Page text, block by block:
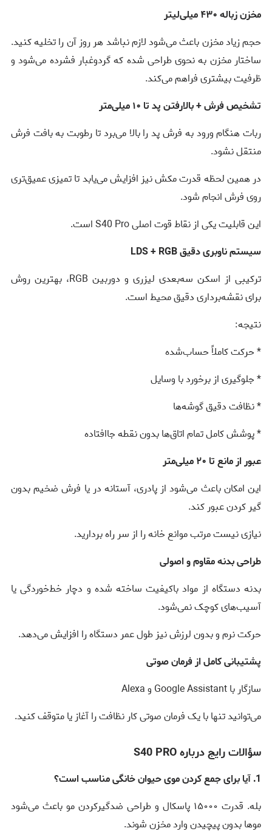
مخزن زباله ۴۳۰ میلی‌لیتر
حجم زیاد مخزن باعث می‌شود لازم نباشد هر روز آن را تخلیه کنید.
ساختار مخزن به نحوی طراحی شده که گردوغبار فشرده می‌شود و
ظرفیت بیشتری فراهم می‌کند.
تشخیص فرش + بالارفتن پد تا ۱۰ میلی‌متر
ربات هنگام ورود به فرش پد را بالا می‌برد تا رطوبت به بافت فرش
منتقل نشود.
در همین لحظه قدرت مکش نیز افزایش می‌یابد تا تمیزی عمیق‌تری
روی فرش انجام شود.
این قابلیت یکی از نقاط قوت اصلی S40 Pro است.
سیستم ناوبری دقیق LDS + RGB
ترکیبی از اسکن سه‌بعدی لیزری و دوربین RGB، بهترین روش
برای نقشه‌برداری دقیق محیط است.
نتیجه:
* حرکت کاملاً حساب‌شده
* جلوگیری از برخورد با وسایل
* نظافت دقیق گوشه‌ها
* پوشش کامل تمام اتاق‌ها بدون نقطه جاافتاده
عبور از مانع تا ۲۰ میلی‌متر
این امکان باعث می‌شود از پادری، آستانه در یا فرش ضخیم بدون
گیر کردن عبور کند.
نیازی نیست مرتب موانع خانه را از سر راه بردارید.
طراحی بدنه مقاوم و اصولی
بدنه دستگاه از مواد باکیفیت ساخته شده و دچار خط‌خوردگی یا
آسیب‌های کوچک نمی‌شود.
حرکت نرم و بدون لرزش نیز طول عمر دستگاه را افزایش می‌دهد.
پشتیبانی کامل از فرمان صوتی
سازگار با Google Assistant و Alexa
می‌توانید تنها با یک فرمان صوتی کار نظافت را آغاز یا متوقف کنید.
سؤالات رایج درباره S40 PRO
1. آیا برای جمع کردن موی حیوان خانگی مناسب است؟
بله. قدرت ۱۵۰۰۰ پاسکال و طراحی ضدگیرکردن مو باعث می‌شود
موها بدون پیچیدن وارد مخزن شوند.